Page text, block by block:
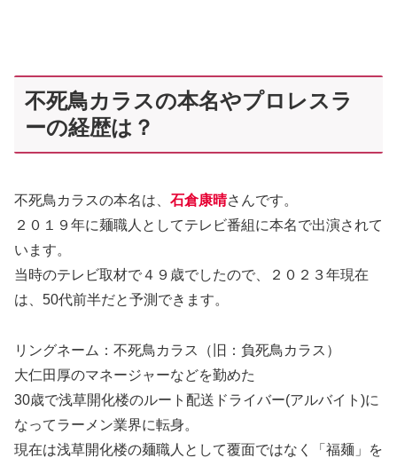
不死鳥カラスの本名やプロレスラ
ーの経歴は？
不死鳥カラスの本名は、 石倉康晴さんです。
２０１９年に麺職人としてテレビ番組に本名で出演されて
います。
当時のテレビ取材で４９歳でしたので、２０２３年現在
は、50代前半だと予測できます。
リングネーム：不死鳥カラス（旧：負死鳥カラス）
大仁田厚のマネージャーなどを勤めた
30歳で浅草開化楼のルート配送ドライバー(アルバイト)に
なってラーメン業界に転身。
現在は浅草開化楼の麺職人として覆面ではなく「福麺」を